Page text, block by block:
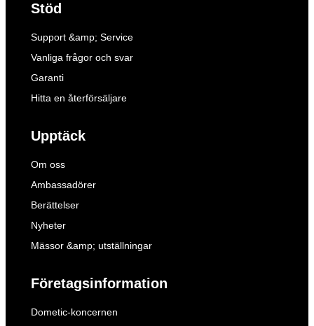
Stöd
Support &amp; Service
Vanliga frågor och svar
Garanti
Hitta en återförsäljare
Upptäck
Om oss
Ambassadörer
Berättelser
Nyheter
Mässor &amp; utställningar
Företagsinformation
Dometic-koncernen